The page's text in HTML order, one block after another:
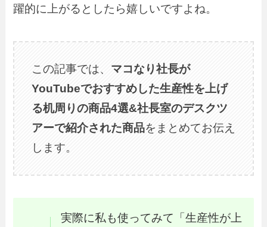
躍的に上がるとしたら嬉しいですよね。
この記事では、 マコなり社長が
YouTubeでおすすめした生産性を上げ
る机周りの商品4選&社長室のデスクツ
アーで紹介された商品をまとめてお伝え
します。
実際に私も使ってみて「生産性が上